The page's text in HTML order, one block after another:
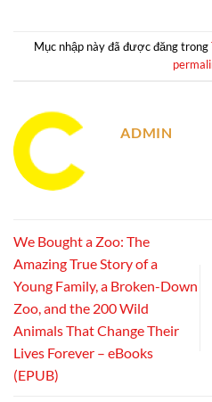
Mục nhập này đã được đăng trong
ADMIN
We Bought a Zoo: The
Amazing True Story of a
Young Family, a Broken-Down
Zoo, and the 200 Wild
Animals That Change Their
Lives Forever – eBooks
(EPUB)